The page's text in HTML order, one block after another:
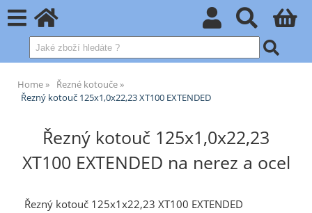
Home
Řezné kotouče
Řezný kotouč 125x1,0x22,23 XT100 EXTENDED
Řezný kotouč 125x1,0x22,23
XT100 EXTENDED na nerez a ocel
Řezný kotouč 125x1x22,23 XT100 EXTENDED